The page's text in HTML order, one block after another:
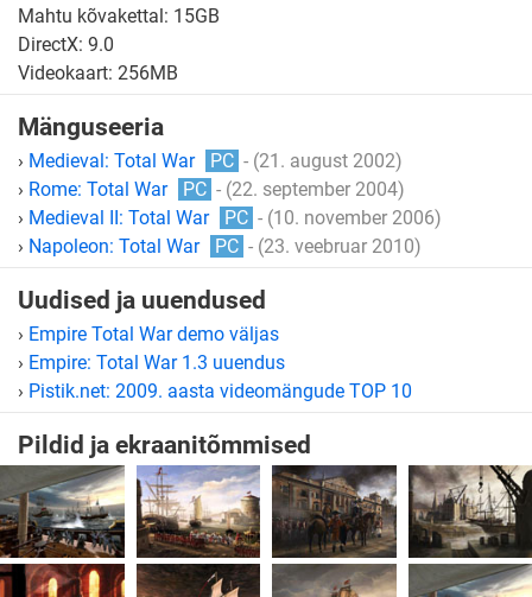
Mahtu kõvakettal: 15GB
DirectX: 9.0
Videokaart: 256MB
Mänguseeria
› Medieval: Total War PC - (21. august 2002)
› Rome: Total War PC - (22. september 2004)
› Medieval II: Total War PC - (10. november 2006)
› Napoleon: Total War PC - (23. veebruar 2010)
Uudised ja uuendused
› Empire Total War demo väljas
› Empire: Total War 1.3 uuendus
› Pistik.net: 2009. aasta videomängude TOP 10
Pildid ja ekraanitõmmised